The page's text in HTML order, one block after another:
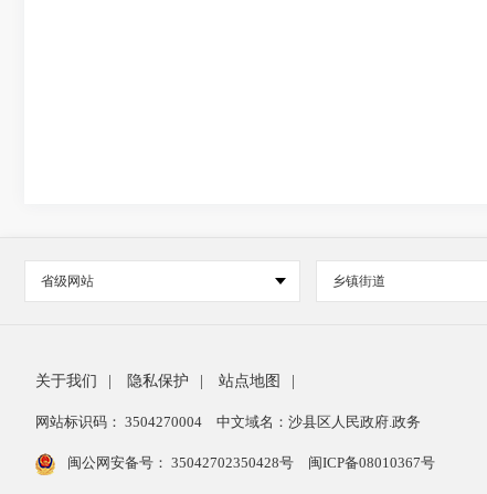
省级网站 乡镇街道
关于我们 隐私保护 站点地图
网站标识码： 3504270004 中文域名：沙县区人民政府.政务
闽公网安备号： 35042702350428号 闽ICP备08010367号